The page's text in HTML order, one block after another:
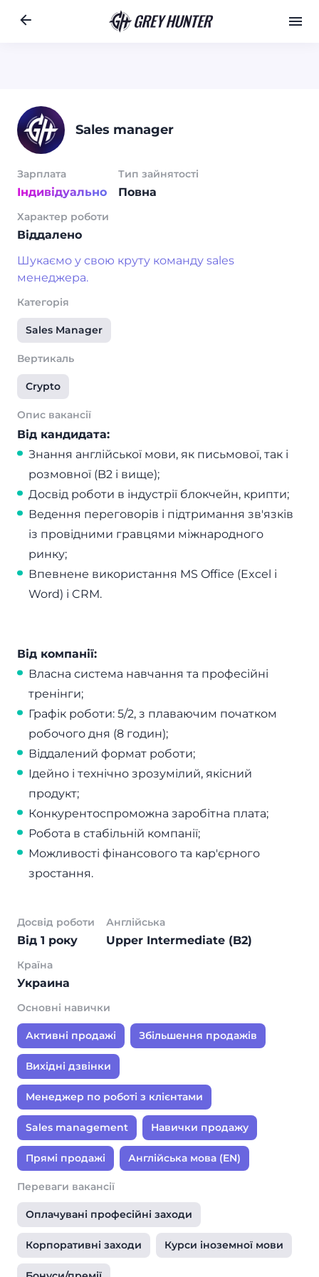
Sales manager
Зарплата
Індивідуально
Тип зайнятості
Повна
Характер роботи
Віддалено
Шукаємо у свою круту команду sales
менеджера.
Категорія
Sales Manager
Вертикаль
Crypto
Опис вакансії
Від кандидата:
Знання англійської мови, як письмової, так і
розмовної (B2 і вище);
Досвід роботи в індустрії блокчейн, крипти;
Ведення переговорів і підтримання зв'язків
із провідними гравцями міжнародного
ринку;
Впевнене використання MS Office (Excel і
Word) і CRM.
Від компанії:
Власна система навчання та професійні
тренінги;
Графік роботи: 5/2, з плаваючим початком
робочого дня (8 годин);
Віддалений формат роботи;
Ідейно і технічно зрозумілий, якісний
продукт;
Конкурентоспроможна заробітна плата;
Робота в стабільній компанії;
Можливості фінансового та кар'єрного
зростання.
Досвід роботи
Від 1 року
Англійська
Upper Intermediate (B2)
Країна
Украина
Основні навички
Активні продажі Збільшення продажів
Вихідні дзвінки
Менеджер по роботі з клієнтами
Sales management Навички продажу
Прямі продажі Англійська мова (EN)
Переваги вакансії
Оплачувані професійні заходи
Корпоративні заходи Курси іноземної мови